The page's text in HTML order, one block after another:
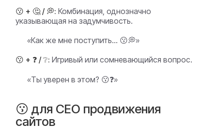
😗 + 🤔 / 💭: Комбинация, однозначно
указывающая на задумчивость.
«Как же мне поступить... 😗💭»
😗 + ❓ / ❔: Игривый или сомневающийся вопрос.
«Ты уверен в этом? 😗❓»
😗 для СЕО продвижения
сайтов